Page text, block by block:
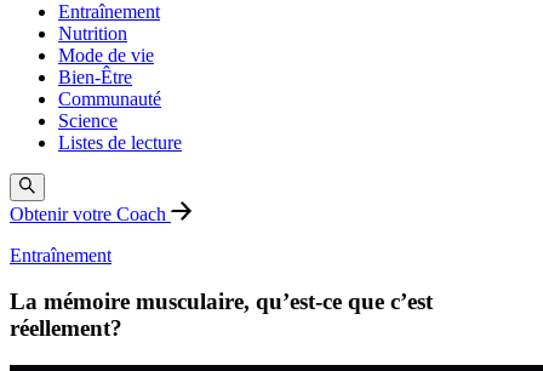
Entraînement
Nutrition
Mode de vie
Bien-Être
Communauté
Science
Listes de lecture
Obtenir votre Coach
Entraînement
La mémoire musculaire, qu’est-ce que c’est
réellement?